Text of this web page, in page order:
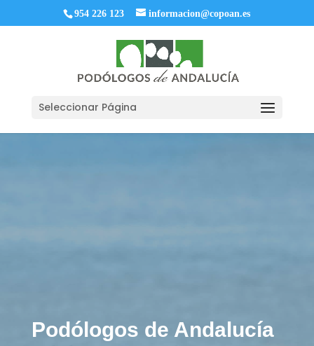
954 226 123 informacion@copoan.es
Seleccionar Página
Podólogos de Andalucía